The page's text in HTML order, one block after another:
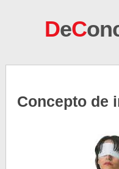
DeC
Concepto de